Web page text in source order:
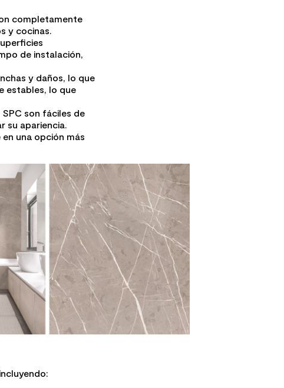
completamente
y cocinas.
de instalación,
y daños, lo que
estables, lo que
son fáciles de
su apariencia.
una opción más